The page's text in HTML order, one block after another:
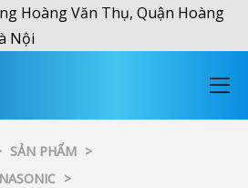
Hoàng Văn Thụ, Quận Hoàng
Nội
SẢN PHẨM >
>